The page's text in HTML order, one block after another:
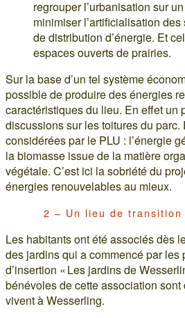
regrouper l’urbanisation sur
minimiser l’artificialisation
de distribution d’énergie. Et
espaces ouverts de prairies.
Sur la base d’un tel système
possible de produire des énergies
caractéristiques du lieu. En effet un
discussions sur les toitures du parc.
considérées par le PLU : l’énergie
la biomasse issue de la matière
végétale. C’est ici la sobriété du
énergies renouvelables au mieux.
2 – Un lieu de transition
Les habitants ont été associés dès
des jardins qui a commencé par les
d’insertion « Les jardins de
bénévoles de cette association
vivent à Wesserling.